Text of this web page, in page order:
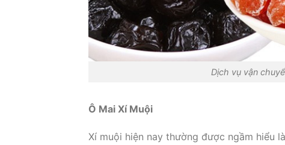
Dịch vụ vận
Ô Mai Xí Muội
Xí muội hiện nay thường được ngầm hiểu